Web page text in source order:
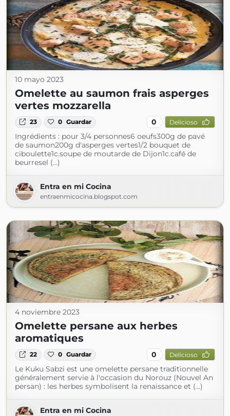
10 mayo 2023
Omelette au saumon frais asperges
vertes mozzarella
23 0 Guardar 0 Delicioso
Ingrédients : pour 3/4 personnes6 oeufs300g de pavé
de saumon200g d'asperges vertes1/2 bouquet de
ciboulette1c.soupe de moutarde de Dijon1c.café de
beurresel (...)
Entra en mi Cocina
entraenmicocina.blogspot.com
4 noviembre 2023
Omelette persane aux herbes
aromatiques
22 0 Guardar 0 Delicioso
Le Kuku Sabzi est une omelette persane traditionnelle
généralement servie à l'occasion du Norouz (Nouvel An
persan) : les herbes symbolisent la renaissance et (...)
Entra en mi Cocina